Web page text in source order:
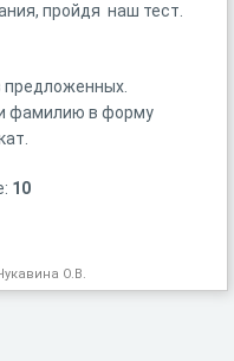
пройдя наш тест.
предложенных.
фамилию в форму
10
О.В.